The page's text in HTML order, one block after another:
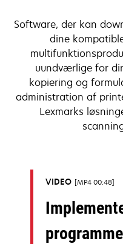
Software, der kan
dine
uundværlige for
kopiering og
administration af
Lexmarks
VIDEO MP4 00:48